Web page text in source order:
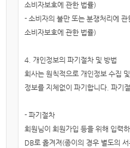
소비자보호에 관한 법률)
- 소비자의 불만 또는 분쟁처리에
소비자보호에 관한 법률)
4. 개인정보의 파기절차 및 방법
회사는 원칙적으로 개인정보 수집
정보를 지체없이 파기합니다. 파기
- 파기절차
회원님이 회원가입 등을 위해 입력
DB로 옮겨져(종이의 경우 별도의